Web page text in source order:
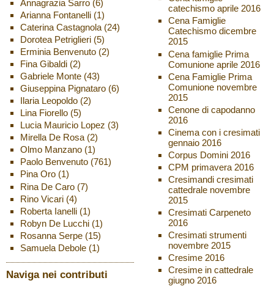
Annagrazia Sarro(6)
Arianna Fontanelli(1)
Caterina Castagnola(24)
Dorotea Petriglieri(5)
Erminia Benvenuto(2)
Fina Gibaldi(2)
Gabriele Monte(43)
Giuseppina Pignataro(6)
Ilaria Leopoldo(2)
Lina Fiorello(5)
Lucia Mauricio Lopez (3)
Mirella De Rosa(2)
Olmo Manzano(1)
Paolo Benvenuto(761)
Pina Oro(1)
Rina De Caro(7)
Rino Vicari(4)
Roberta Ianelli(1)
Robyn De Lucchi(1)
Rosanna Serpe(15)
Samuela Debole(1)
Naviga nei contributi
catechismo aprile 2016
Cena Famiglie
Catechismo dicembre
2015
Cena famiglie Prima
Comunione aprile 2016
Cena Famiglie Prima
Comunione novembre
2015
Cenone di capodanno
2016
Cinema con i cresimati
gennaio 2016
Corpus Domini 2016
CPM primavera 2016
Cresimandi cresimati
cattedrale novembre
2015
Cresimati Carpeneto
2016
Cresimati strumenti
novembre 2015
Cresime 2016
Cresime in cattedrale
giugno 2016